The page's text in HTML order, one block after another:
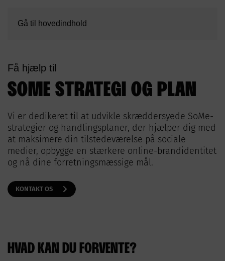
Gå til hovedindhold
Få hjælp til
SOME STRATEGI OG PLAN
Vi er dedikeret til at udvikle skræddersyede SoMe-
strategier og handlingsplaner, der hjælper dig med
at maksimere din tilstedeværelse på sociale
medier, opbygge en stærkere online-brandidentitet
og nå dine forretningsmæssige mål.
KONTAKT OS
HVAD KAN DU FORVENTE?